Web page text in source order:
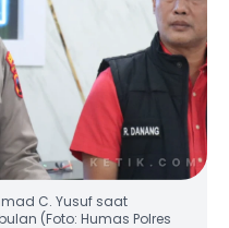
C. Yusuf saat
(Foto: Humas Polres